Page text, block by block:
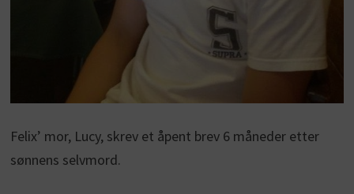
Felix’ mor, Lucy, skrev et åpent brev 6 måneder etter
sønnens selvmord.